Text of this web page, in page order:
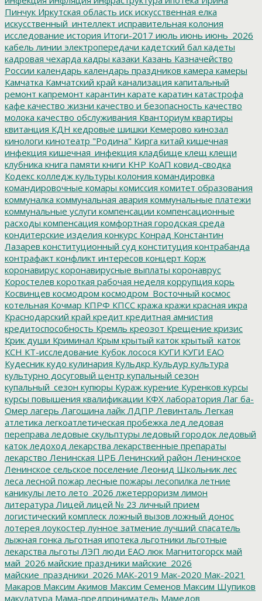
Пинчук Иркутская область иск искусственная елка
искусственный_интеллект исправительная колония
исследование история Итоги-2017 июль июнь июнь_2026
кабель линии электропередачи кадетский бал кадеты
кадровая чехарда кадры казаки Казань Казначейство
России календарь календарь праздников камера камеры
Камчатка Камчатский край канализация капитальный
ремонт капремонт карантин карате каратин катастрофа
кафе качество жизни качество и безопасность качество
молока качество обслуживания Кванториум квартиры
квитанция КДН кедровые шишки Кемерово кинозал
кинологи кинотеатр "Родина" Кирга китай кишечная
инфекция кишечная_инфекция кладбище клещ клещи
клубника книга памяти книги КНР КоАП ковид-сводка
Кодекс колледж культуры колония командировка
командировочные комары комиссия комитет образования
коммуналка коммунальная авария коммунальные платежи
коммунальные услуги компенсации компенсационные
расходы компенсация комфортная городская среда
кондитерские изделия конкурс Конрад Константин
Лазарев конституционный суд конституция контрабанда
контрафакт конфликт интересов концерт Корж
коронавирус коронавирусные выплаты коронаврус
Коростелев короткая рабочая неделя коррупция корь
Косвинцев космодром космодром_Восточный космос
котельная Кочмар КПРФ КПСС кража кражи красная икра
Краснодарский край кредит кредитная амнистия
кредитоспособность Кремль креозот Крещение кризис
Крик души Криминал Крым крытый каток крытый_каток
КСН КТ-исследование Кубок лосося КУГИ КУГИ ЕАО
Кудесник кудо кулинария Кульдкр Кульдур культура
культурно досуговый центр купальный сезон
купальный_сезон купюры Кураж курение Куренков курсы
курсы повышения квалификации КФХ лаборатория Лаг ба-
Омер лагерь Лагошина лайк ЛДПР Левинталь Легкая
атлетика легкоатлетическая пробежка лед ледовая
переправа ледовые скульптуры ледовый городок ледовый
каток ледоход лекарства лекарственные препараты
лекарство Ленинская ЦРБ Ленинский район Ленинское
Ленинское сельское поселение Леонид Школьник лес
леса лесной пожар лесные пожары лесопилка летние
каникулы лето лето_2026 лжетерроризм лимон
литература Лицей лицей № 23 личный прием
логистический комплеск ложный вызов ложный донос
лотерея лоукостер лунное затмение лучший спасатель
лыжная гонка льготная ипотека льготники льготные
лекарства льготы ЛЭП люди ЕАО люк Магнитогорск май
май_2026 майские праздники майские_2026
майские_праздники_2026 МАК-2019 Мак-2020 Мак-2021
Макаров Максим Акимов Максим Семенов Максим Шупиков
макулатура Мама-предприниматель Мамедов